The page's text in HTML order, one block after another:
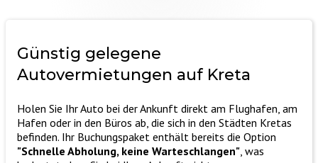
Günstig gelegene
Autovermietungen auf Kreta
Holen Sie Ihr Auto bei der Ankunft direkt am Flughafen, am
Hafen oder in den Büros ab, die sich in den Städten Kretas
befinden. Ihr Buchungspaket enthält bereits die Option
"Schnelle Abholung, keine Warteschlangen", was